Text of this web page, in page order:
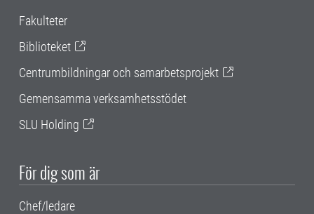
Fakulteter
Biblioteket
Centrumbildningar och samarbetsprojekt
Gemensamma verksamhetsstödet
SLU Holding
För dig som är
Chef/ledare